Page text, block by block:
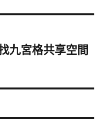
九宮格共享空間